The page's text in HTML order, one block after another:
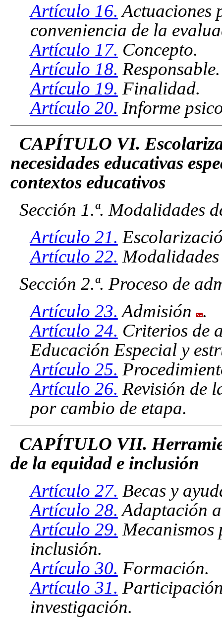
Artículo 16. Actuaciones
conveniencia de la
Artículo 17. Concepto.
Artículo 18. Responsable.
Artículo 19. Finalidad.
Artículo 20. Informe
CAPÍTULO VI.
necesidades educativas
contextos educativos
Sección 1.ª. Modalidades
Artículo 21.
Artículo 22.
Sección 2.ª. Proceso de
Artículo 23. Admisión .
Artículo 24. Criterios de
Educación Especial y
Artículo 25.
Artículo 26. Revisión de
por cambio de etapa.
CAPÍTULO VII.
de la equidad e inclusión
Artículo 27. Becas y
Artículo 28. Adaptación
Artículo 29. Mecanismos
inclusión.
Artículo 30. Formación.
Artículo 31.
investigación.